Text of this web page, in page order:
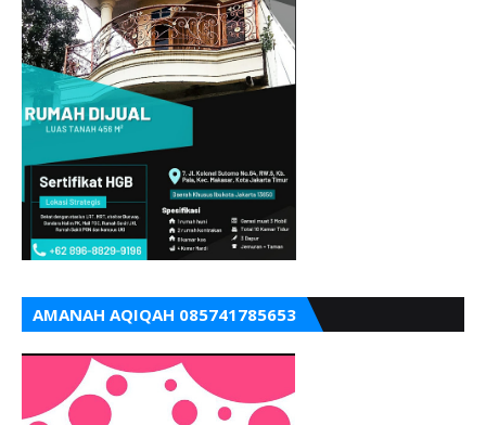
AMANAH AQIQAH 085741785653